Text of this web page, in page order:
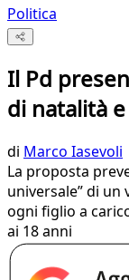
Politica
Il Pd
di natalità
di Marco Iasevoli
La proposta
universale” di un
ogni figlio a
ai 18 anni